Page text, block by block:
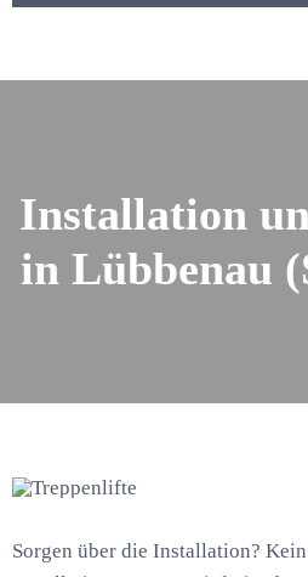
Installation
in Lübbenau
Sorgen über die Installation?